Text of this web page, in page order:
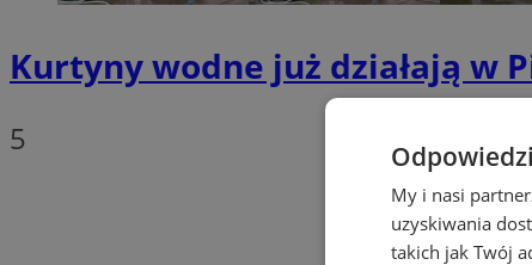
Kurtyny wodne już działają w
5
My i nasi
uzyskiwania
takich jak Twój